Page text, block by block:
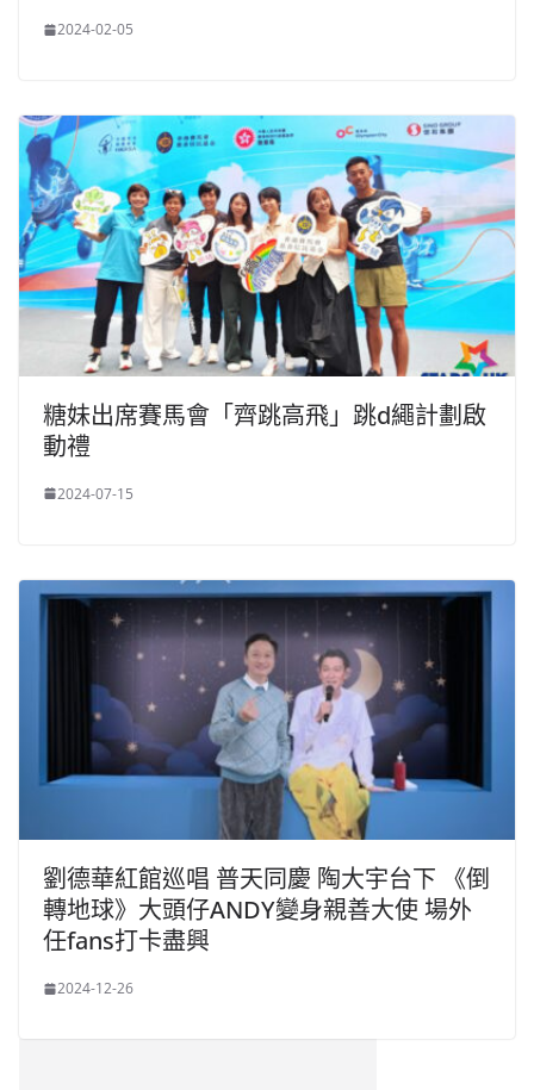
2024-02-05
糖妹出席賽⾺會「⿑跳⾼⾶」跳d繩計劃啟
動禮
2024-07-15
劉德華紅館巡唱 普天同慶 陶大宇台下 《倒
轉地球》大頭仔ANDY變身親善大使 場外
任fans打卡盡興
2024-12-26